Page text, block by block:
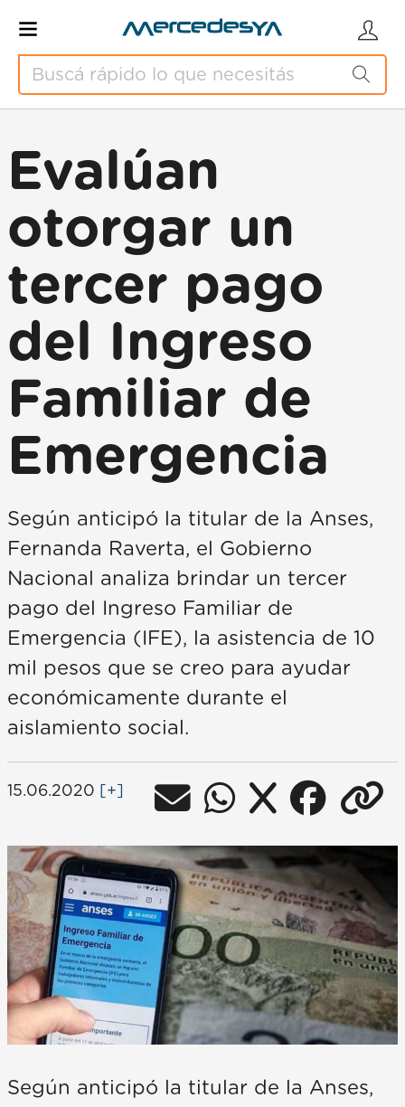
Evalúan
otorgar un
tercer pago
del Ingreso
Familiar de
Emergencia
Según anticipó la titular de la Anses,
Fernanda Raverta, el Gobierno
Nacional analiza brindar un tercer
pago del Ingreso Familiar de
Emergencia (IFE), la asistencia de 10
mil pesos que se creo para ayudar
económicamente durante el
aislamiento social.
15.06.2020 [+]
Según anticipó la titular de la Anses,